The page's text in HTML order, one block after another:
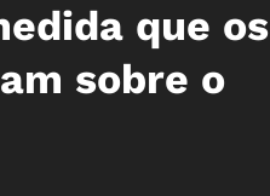
que os
sobre o